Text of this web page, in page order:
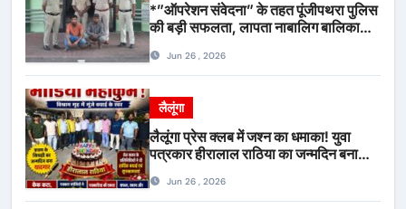
*”ऑपरेशन संवेदना” के तहत पूंजीपथरा पुलिस
की बड़ी सफलता, लापता नाबालिग बालिका
गिरफ्तार*
Jun 26 , 2026
लैलूंगा
लैलूंगा प्रेस क्लब में जश्न का धमाका! युवा
पत्रकार हीरालाल राठिया का जन्मदिन बना
स्वरJun 26 , 2026